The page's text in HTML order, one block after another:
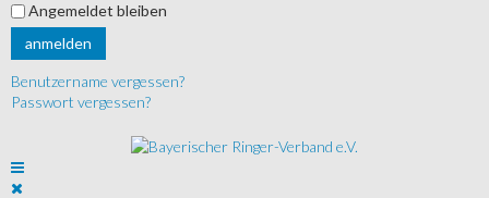
Angemeldet bleiben
anmelden
Benutzername vergessen?
Passwort vergessen?